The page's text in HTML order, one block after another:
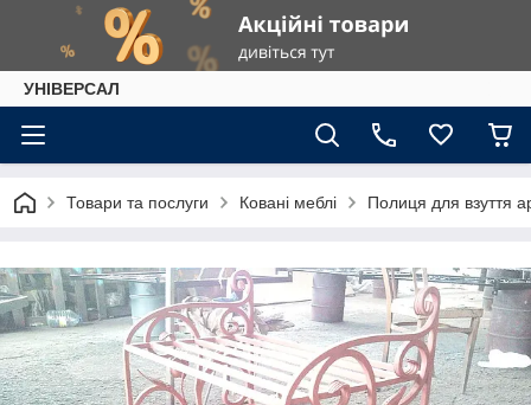
УНІВЕРСАЛ
Товари та послуги Ковані меблі Полиця для взуття